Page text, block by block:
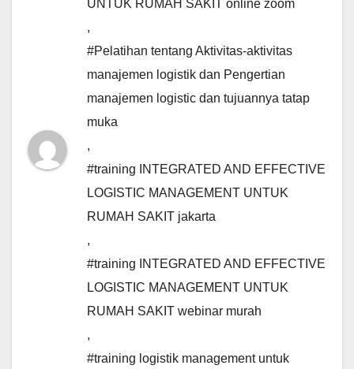
UNTUK RUMAH SAKIT online zoom
,
#Pelatihan tentang Aktivitas-aktivitas
manajemen logistik dan Pengertian
manajemen logistic dan tujuannya tatap
muka
,
#training INTEGRATED AND EFFECTIVE
LOGISTIC MANAGEMENT UNTUK
RUMAH SAKIT jakarta
,
#training INTEGRATED AND EFFECTIVE
LOGISTIC MANAGEMENT UNTUK
RUMAH SAKIT webinar murah
,
#training logistik management untuk